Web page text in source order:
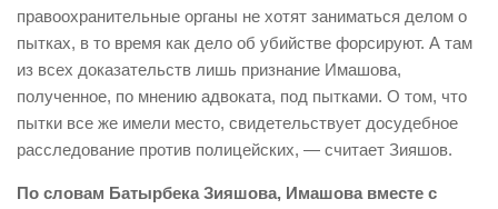
правоохранительные органы не хотят заниматься делом о
пытках, в то время как дело об убийстве форсируют. А там
из всех доказательств лишь признание Имашова,
полученное, по мнению адвоката, под пытками. О том, что
пытки все же имели место, свидетельствует досудебное
расследование против полицейских, — считает Зияшов.
По словам Батырбека Зияшова, Имашова вместе с